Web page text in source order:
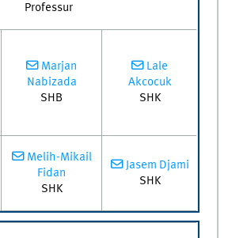
Professur
Marjan
Nabizada
SHB
Lale
Akcocuk
SHK
Melih-Mikail
Fidan
SHK
Jasem Djami
SHK